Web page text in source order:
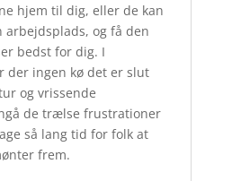
hjem til dig, eller de kan
og få den
bedst for dig. I
der ingen kø det er slut
og vrissende
de trælse frustrationer
så lang tid for folk at
frem.